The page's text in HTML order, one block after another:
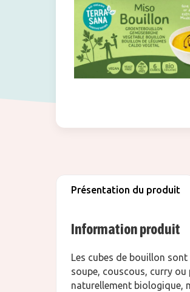
Présentation du produit
Information produit
Les cubes de bouillon
soupe, couscous, curry ou
naturellement biologique,